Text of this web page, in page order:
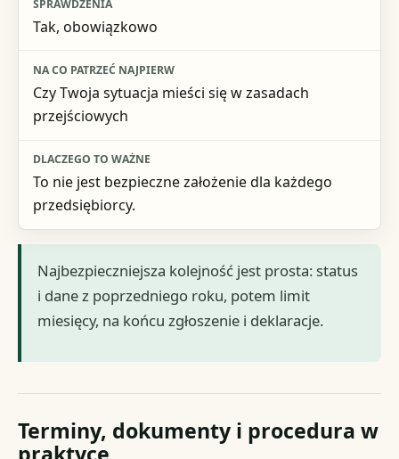
Tak, obowiązkowo
Czy Twoja sytuacja mieści się w zasadach
przejściowych
To nie jest bezpieczne założenie dla każdego
przedsiębiorcy.
Najbezpieczniejsza kolejność jest prosta: status
i dane z poprzedniego roku, potem limit
miesięcy, na końcu zgłoszenie i deklaracje.
Terminy, dokumenty i procedura w